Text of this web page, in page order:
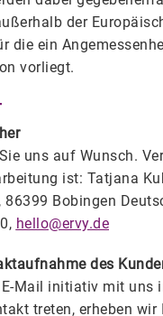
der
die ein
vorliegt.
uns auf Wunsch.
ist: Tatjana
86399 Bobingen
hello@ervy.de
des
E-Mail initiativ mit uns
treten, erheben wir